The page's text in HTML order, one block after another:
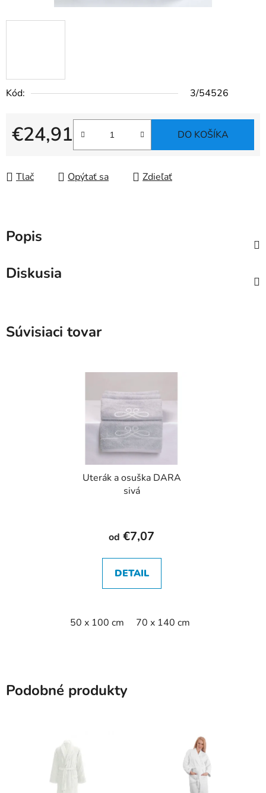
Kód: 3/54526
€24,91
Jednotková cena:
DO KOŠÍKA
Tlač Opýtať sa Zdieľať
Popis
Diskusia
Súvisiaci tovar
Uterák a osuška DARA
sivá
od €7,07
DETAIL
50 x 100 cm 70 x 140 cm
Podobné produkty